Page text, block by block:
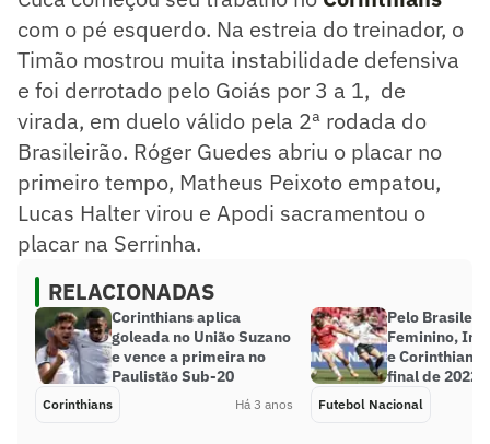
com o pé esquerdo. Na estreia do treinador, o
Timão mostrou muita instabilidade defensiva
e foi derrotado pelo Goiás por 3 a 1, de
virada, em duelo válido pela 2ª rodada do
Brasileirão. Róger Guedes abriu o placar no
primeiro tempo, Matheus Peixoto empatou,
Lucas Halter virou e Apodi sacramentou o
placar na Serrinha.
RELACIONADAS
Corinthians aplica
goleada no União Suzano
e vence a primeira no
Paulistão Sub-20
Corinthians Há 3 anos
Pelo
Feminino,
e Corinthians
final de 2022
Futebol Nacional